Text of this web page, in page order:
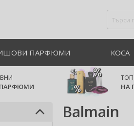
ПАРФЮМИ КОСА
ПАРФЮМИ
НА
Balmain